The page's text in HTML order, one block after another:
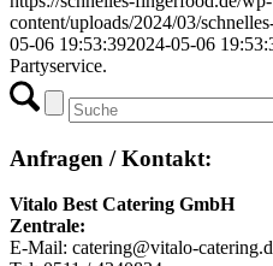
content/uploads/2024/03/
05-06 19:53:392024-05-06
Partyservice.
Anfragen / Kontakt:
Vitalo Best Catering GmbH
Zentrale:
E-Mail: catering@vitalo-